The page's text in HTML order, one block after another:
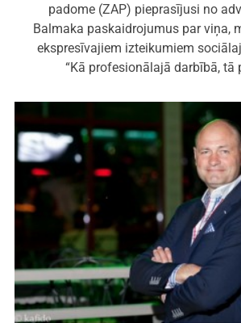
padome (ZAP) pieprasījusi no
Balmaka paskaidrojumus par viņa,
ekspresīvajiem izteikumiem
“Kā profesionālajā darbībā, tā